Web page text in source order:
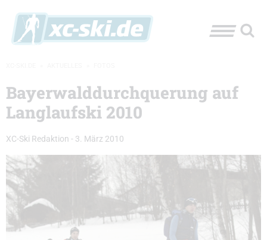
Bayerwalddurchquerung auf
Langlaufski 2010
XC-Ski Redaktion - 3. März 2010